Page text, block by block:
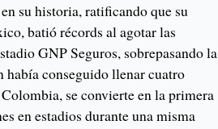
su historia, ratificando que su
batió récords al agotar las
GNP Seguros, sobrepasando la
conseguido llenar cuatro
se convierte en la primera
en estadios durante una misma